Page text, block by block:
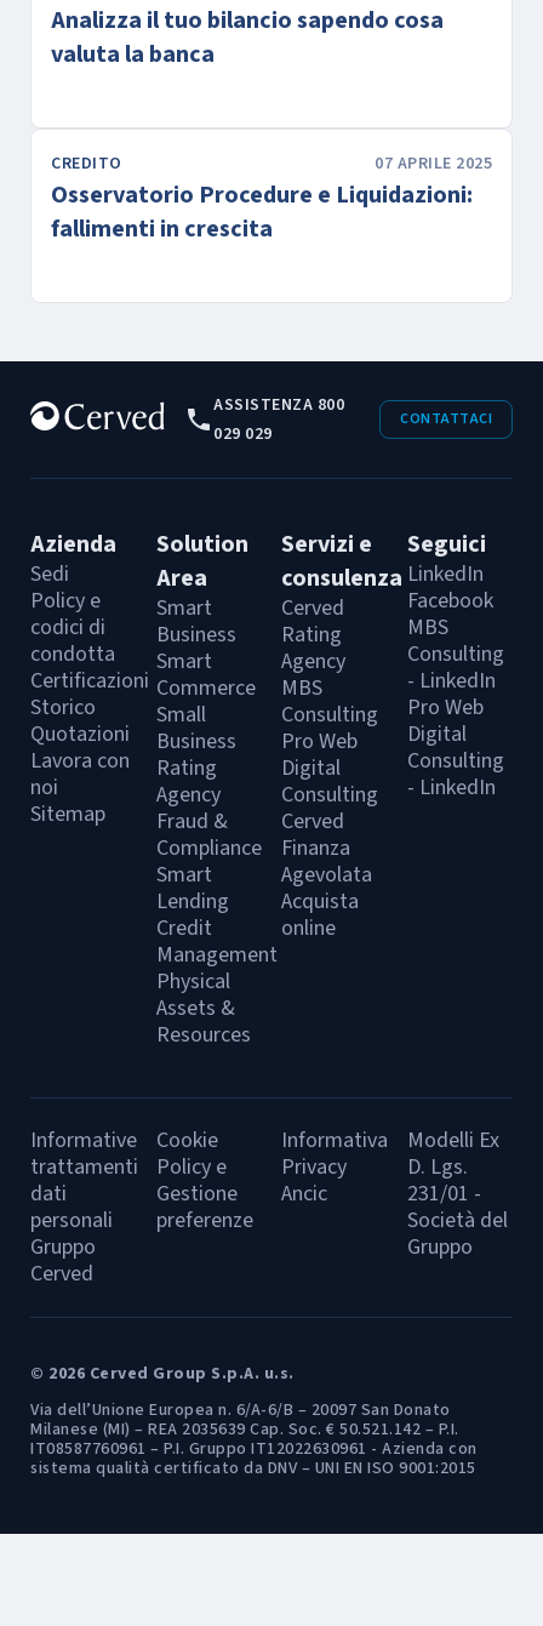
Analizza il tuo bilancio sapendo cosa
valuta la banca
CREDITO 07 APRILE 2025
Osservatorio Procedure e Liquidazioni:
fallimenti in crescita
ASSISTENZA 800
029 029
CONTATTACI
Azienda
Sedi
Policy e
codici di
condotta
Certificazioni
Storico
Quotazioni
Lavora con
noi
Sitemap
Solution
Area
Smart
Business
Smart
Commerce
Small
Business
Rating
Agency
Fraud &
Compliance
Smart
Lending
Credit
Management
Physical
Assets &
Resources
Servizi e
consulenza
Cerved
Rating
Agency
MBS
Consulting
Pro Web
Digital
Consulting
Cerved
Finanza
Agevolata
Acquista
online
Seguici
LinkedIn
Facebook
MBS
Consulting
- LinkedIn
Pro Web
Digital
Consulting
- LinkedIn
Informative
trattamenti
dati
personali
Gruppo
Cerved
Cookie
Policy e
Gestione
preferenze
Informativa
Privacy
Ancic
Modelli Ex
D. Lgs.
231/01 -
Società del
Gruppo
© 2026 Cerved Group S.p.A. u.s.
Via dell’Unione Europea n. 6/A-6/B – 20097 San Donato
Milanese (MI) – REA 2035639 Cap. Soc. € 50.521.142 – P.I.
IT08587760961 – P.I. Gruppo IT12022630961 - Azienda con
sistema qualità certificato da DNV – UNI EN ISO 9001:2015